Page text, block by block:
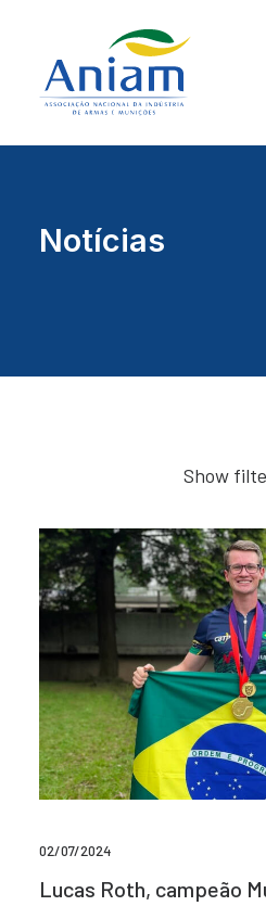
Notícias
Show
02/07/2024
Lucas Roth, campeão